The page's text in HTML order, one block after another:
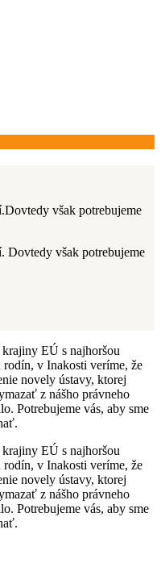
Dovtedy však potrebujeme
Dovtedy však potrebujeme
EÚ s najhoršou
v Inakosti veríme, že
novely ústavy, ktorej
z nášho právneho
Potrebujeme vás, aby sme
EÚ s najhoršou
v Inakosti veríme, že
novely ústavy, ktorej
z nášho právneho
Potrebujeme vás, aby sme